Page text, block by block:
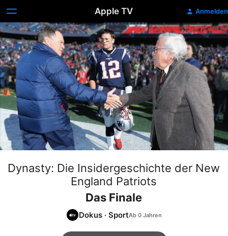
Apple TV Anmelden
Dynasty: Die Insidergeschichte der New
England Patriots
Das Finale
Dokus · Sport